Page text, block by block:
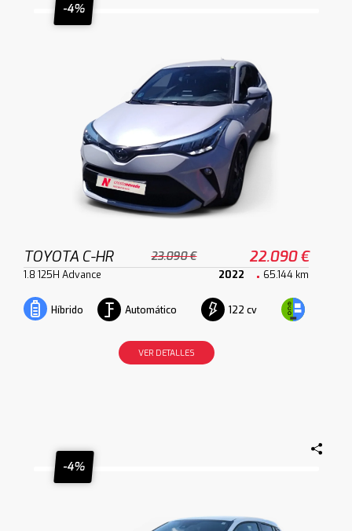
-4%
TOYOTA C-HR 23.090 € 22.090 €
1.8 125H Advance 2022 65.144 km
Híbrido Automático 122 cv
VER DETALLES
-4%